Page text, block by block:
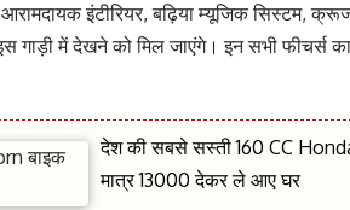
आरामदायक इंटीरियर, बढ़िया म्यूजिक सिस्टम,
में देखने को मिल जाएंगे। इन सभी फीचर्स
देश की सबसे सस्ती 160 CC
मात्र 13000 देकर ले आए घर